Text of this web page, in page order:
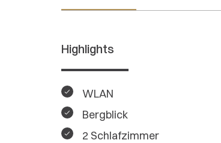
Highlights
WLAN
Bergblick
2 Schlafzimmer